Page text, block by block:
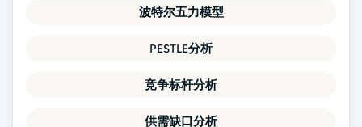
波特尔五力模型
PESTLE分析
竞争标杆分析
供需缺口分析